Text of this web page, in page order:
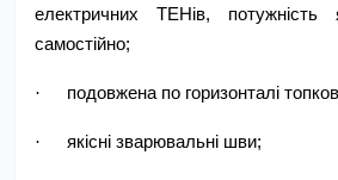
електричних ТЕНів, потужність
самостійно;
· подовжена по горизонталі
· якісні зварювальні шви;